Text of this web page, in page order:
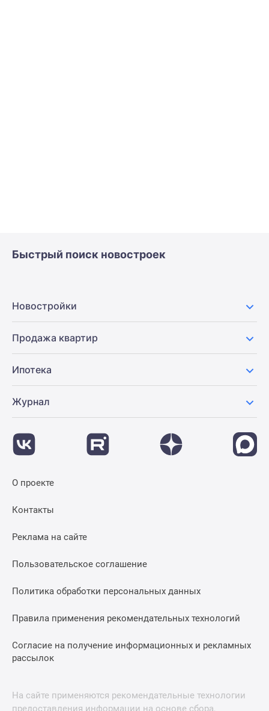
Быстрый поиск новостроек
Новостройки
Продажа квартир
Ипотека
Журнал
О проекте
Контакты
Реклама на сайте
Пользовательское соглашение
Политика обработки персональных данных
Правила применения рекомендательных технологий
Согласие на получение информационных и рекламных
рассылок
На сайте применяются рекомендательные технологии
предоставления информации на основе сбора,